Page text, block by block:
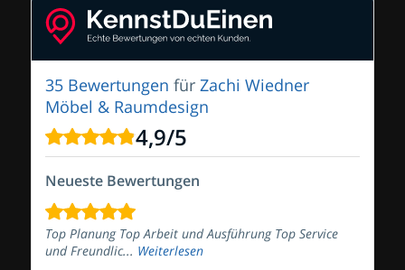
35 Bewertungen für Zachi Wiedner
Möbel & Raumdesign
4,9/5
Neueste Bewertungen
Top Planung Top Arbeit und Ausführung Top Service
und Freundlic... Weiterlesen